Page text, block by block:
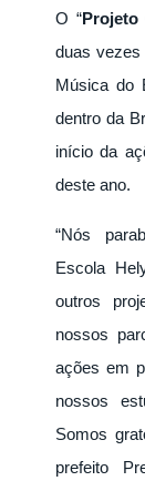
O “Projeto
duas vezes
Música do
dentro da
início da
deste ano.
“Nós
Escola
outros
nossos
ações em
nossos
Somos
prefeito